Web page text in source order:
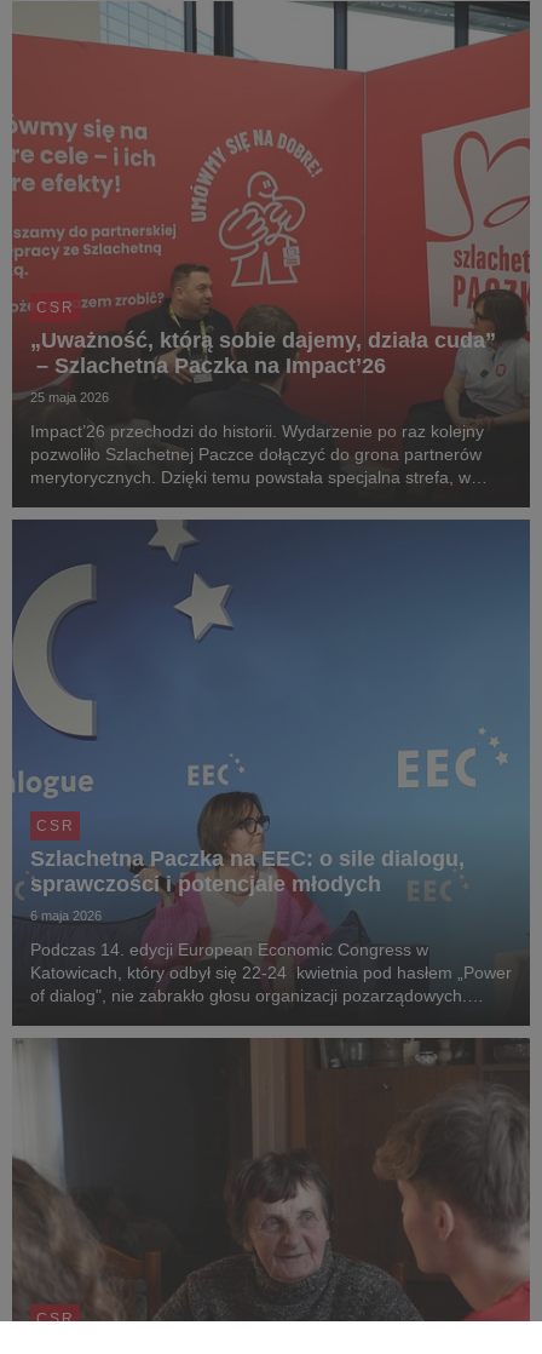
CSR
„Uważność, którą sobie dajemy, działa cuda”
– Szlachetna Paczka na Impact’26
25 maja 2026
Impact’26 przechodzi do historii. Wydarzenie po raz kolejny
pozwoliło Szlachetnej Paczce dołączyć do grona partnerów
merytorycznych. Dzięki temu powstała specjalna strefa, w
doświadczyć autentycznych emocji rod...
CSR
Szlachetna Paczka na EEC: o sile dialogu,
sprawczości i potencjale młodych
6 maja 2026
Podczas 14. edycji European Economic Congress w
Katowicach, który odbył się 22-24 kwietnia pod hasłem „Power
of dialog", nie zabrakło głosu organizacji pozarządowych.
Stowarzyszenia WIOSNA, która w formule EEC Tal...
CSR